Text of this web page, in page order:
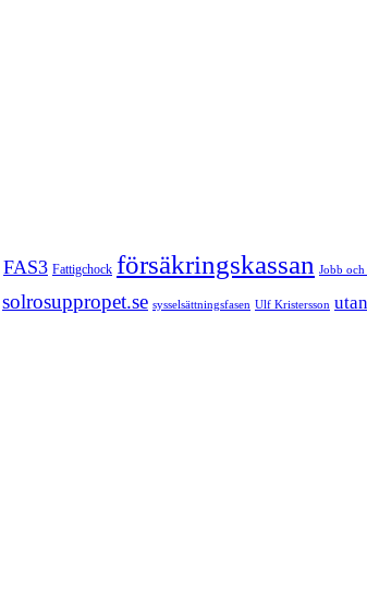
FAS3 Fattigchock försäkringskassan Jobb
solrosuppropet.se sysselsättningsfasen Ulf Kristersson